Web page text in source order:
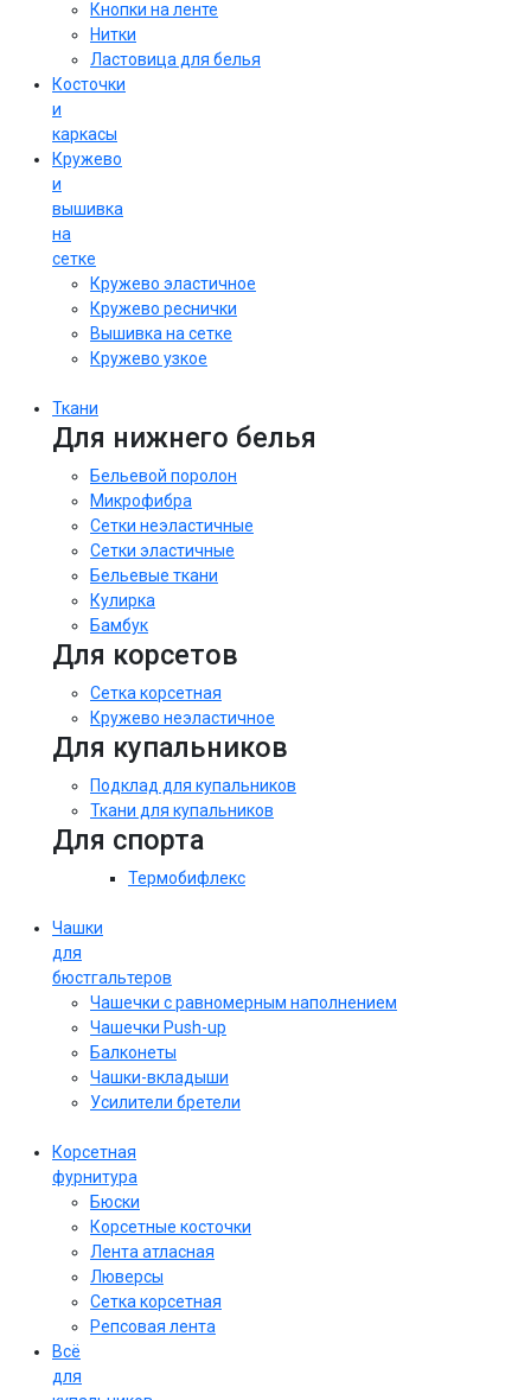
Кнопки на ленте
Нитки
Ластовица для белья
Косточки
и
каркасы
Кружево
и
вышивка
на
сетке
Кружево эластичное
Кружево реснички
Вышивка на сетке
Кружево узкое
Ткани
Для нижнего белья
Бельевой поролон
Микрофибра
Сетки неэластичные
Сетки эластичные
Бельевые ткани
Кулирка
Бамбук
Для корсетов
Сетка корсетная
Кружево неэластичное
Для купальников
Подклад для купальников
Ткани для купальников
Для спорта
Термобифлекс
Чашки
для
бюстгальтеров
Чашечки с равномерным наполнением
Чашечки Push-up
Балконеты
Чашки-вкладыши
Усилители бретели
Корсетная
фурнитура
Бюски
Корсетные косточки
Лента атласная
Люверсы
Сетка корсетная
Репсовая лента
Всё
для